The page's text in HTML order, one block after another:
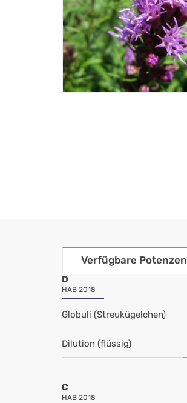
Verfügbare Potenzen
D
HAB 2018
Globuli (Streukügelchen)
Dilution (flüssig)
C
HAB 2018